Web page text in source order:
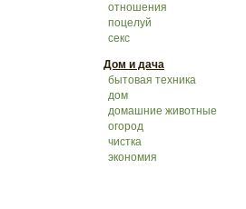
отношения
поцелуй
секс
Дом и дача
бытовая техника
дом
домашние животные
огород
чистка
экономия